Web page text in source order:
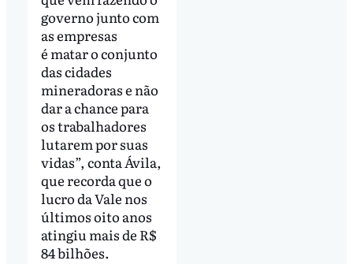
governo junto com
as empresas
é matar o conjunto
das cidades
mineradoras e não
dar a chance para
os trabalhadores
lutarem por suas
vidas”, conta Ávila,
que recorda que o
lucro da Vale nos
últimos oito anos
atingiu mais de R$
84 bilhões.